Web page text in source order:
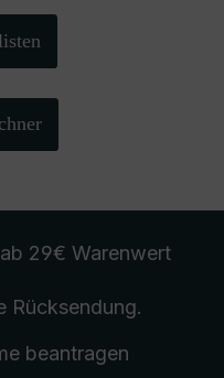
ab 29€ Warenwert
Rücksendung.
beantragen